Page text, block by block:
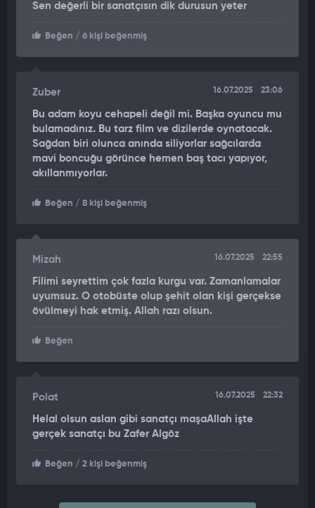
Sen değerli bir sanatçısın dik durusun yeter
Beğen / 6 kişi beğenmiş
Zuber 16.07.2025 23:06
Bu adam koyu cehapeli değil mi. Başka oyuncu mu
bulamadınız. Bu tarz film ve dizilerde oynatacak.
Sağdan biri olunca anında siliyorlar sağcılarda
mavi boncuğu görünce hemen baş tacı yapıyor,
akıllanmıyorlar.
Beğen / 8 kişi beğenmiş
Mizah 16.07.2025 22:55
Filimi seyrettim çok fazla kurgu var. Zamanlamalar
uyumsuz. O otobüste olup şehit olan kişi gerçekse
övülmeyi hak etmiş. Allah razı olsun.
Beğen
Polat 16.07.2025 22:32
Helal olsun aslan gibi sanatçı maşaAllah işte
gerçek sanatçı bu Zafer Algöz
Beğen / 2 kişi beğenmiş